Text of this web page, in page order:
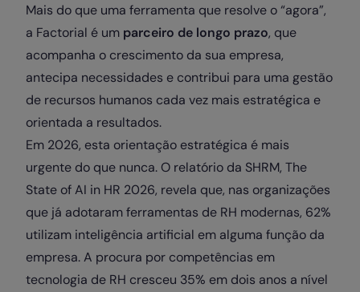
Mais do que uma ferramenta que resolve o “agora”,
a Factorial é um parceiro de longo prazo, que
acompanha o crescimento da sua empresa,
antecipa necessidades e contribui para uma gestão
de recursos humanos cada vez mais estratégica e
orientada a resultados.
Em 2026, esta orientação estratégica é mais
urgente do que nunca. O relatório da SHRM, The
State of AI in HR 2026, revela que, nas organizações
que já adotaram ferramentas de RH modernas, 62%
utilizam inteligência artificial em alguma função da
empresa. A procura por competências em
tecnologia de RH cresceu 35% em dois anos a nível